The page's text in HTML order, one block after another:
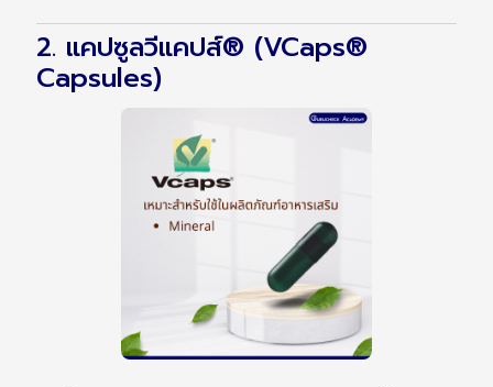
2. แคปซูลวีแคปส์® (VCaps®
Capsules)